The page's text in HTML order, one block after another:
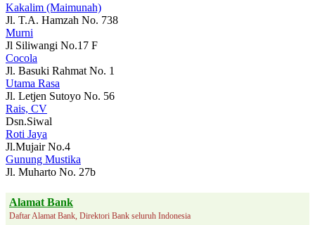
Kakalim (Maimunah)
Jl. T.A. Hamzah No. 738
Murni
Jl Siliwangi No.17 F
Cocola
Jl. Basuki Rahmat No. 1
Utama Rasa
Jl. Letjen Sutoyo No. 56
Rais, CV
Dsn.Siwal
Roti Jaya
Jl.Mujair No.4
Gunung Mustika
Jl. Muharto No. 27b
Alamat Bank
Daftar Alamat Bank, Direktori Bank seluruh Indonesia